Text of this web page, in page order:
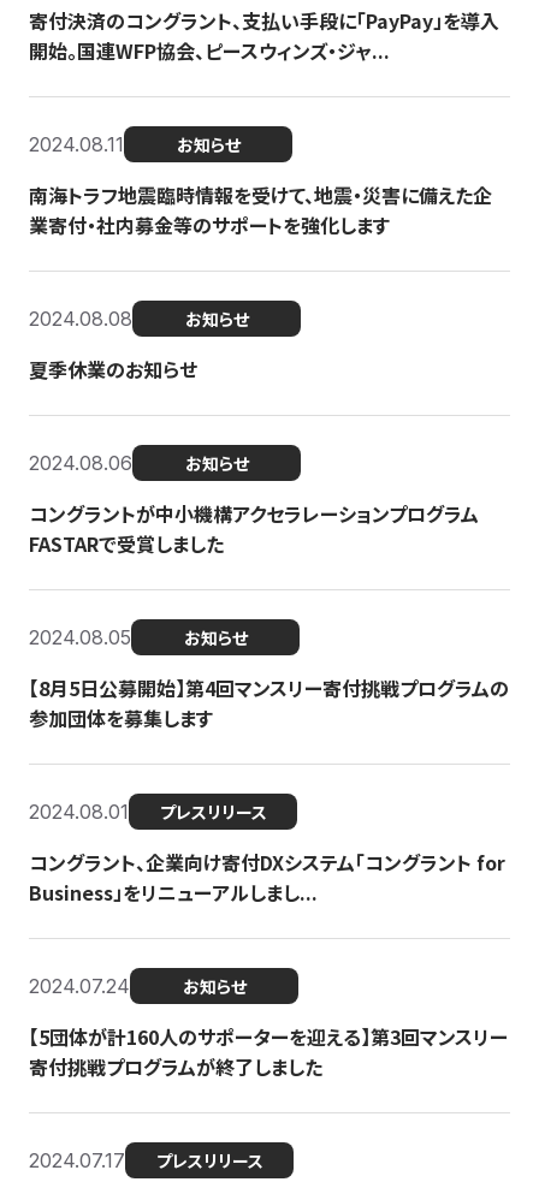
寄付決済のコングラント、支払い手段に「PayPay」を導入
開始。国連WFP協会、ピースウィンズ・ジャ...
2024.08.11 お知らせ
南海トラフ地震臨時情報を受けて、地震・災害に備えた企
業寄付・社内募金等のサポートを強化します
2024.08.08 お知らせ
夏季休業のお知らせ
2024.08.06 お知らせ
コングラントが中小機構アクセラレーションプログラム
FASTARで受賞しました
2024.08.05 お知らせ
【8月5日公募開始】第4回マンスリー寄付挑戦プログラムの
参加団体を募集します
2024.08.01 プレスリリース
コングラント、企業向け寄付DXシステム「コングラント for
Business」をリニューアルしまし...
2024.07.24 お知らせ
【5団体が計160人のサポーターを迎える】​​第3回マンスリー
寄付挑戦プログラムが終了しました
2024.07.17 プレスリリース